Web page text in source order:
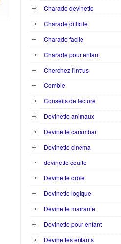
Charade devinette
Charade difficile
Charade facile
Charade pour enfant
Cherchez l'intrus
Comble
Conseils de lecture
Devinette animaux
Devinette carambar
Devinette cinéma
devinette courte
Devinette drôle
Devinette logique
Devinette marrante
Devinette pour enfant
Devinettes enfants